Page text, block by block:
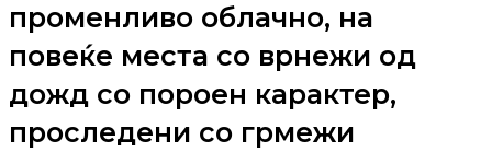
променливо облачно, на
повеќе места со врнежи од
дожд со пороен карактер,
проследени со грмежи